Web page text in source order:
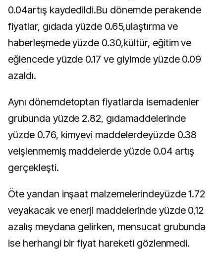
0.04artış kaydedildi.Bu dönemde perakende
fiyatlar, gıdada yüzde 0.65,ulaştırma ve
haberleşmede yüzde 0.30,kültür, eğitim ve
eğlencede yüzde 0.17 ve giyimde yüzde 0.09
azaldı.
Aynı dönemdetoptan fiyatlarda isemadenler
grubunda yüzde 2.82, gıdamaddelerinde
yüzde 0.76, kimyevi maddelerdeyüzde 0.38
veişlenmemiş maddelerde yüzde 0.04 artış
gerçekleşti.
Öte yandan inşaat malzemelerindeyüzde 1.72
veyakacak ve enerji maddelerinde yüzde 0,12
azalış meydana gelirken, mensucat grubunda
ise herhangi bir fiyat hareketi gözlenmedi.